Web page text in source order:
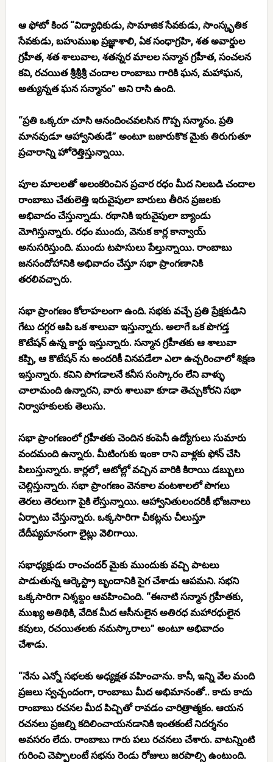
ఆ ఫోటో కింద “విద్యాధికుడు, సామాజిక సేవకుడు, సాంస్కృతిక
సేవకుడు, బహుముఖ ప్రజ్ఞాశాలి, ఏక సంధాగ్రహి, శత అవార్డుల
గ్రహీత, శత శాలువాల, శతన్నర మాలల సన్మాన గ్రహీత, సంచలన
కవి, రచయిత శ్రీశ్రీశ్రీ చందాల రాంబాబు గారికి ఘన, మహాఘన,
అత్యున్నత ఘన సన్మానం” అని రాసి ఉంది.
“ప్రతి ఒక్కరూ చూసి ఆనందించవలసిన గొప్ప సన్మానం. ప్రతి
మానవుడూ ఆహ్వానితుడే” అంటూ బజారుకొక మైకు తిరుగుతూ
ప్రచారాన్ని హోరెత్తిస్తున్నాయి.
పూల మాలలతో అలంకరించిన ప్రచార రధం మీద నిలబడి చందాల
రాంబాబు చేతులెత్తి ఇరువైపులా బారులు తీరిన ప్రజలకు
అభివాదం చేస్తున్నాడు. రథానికి ఇరువైపులా బ్యాండు
మోగిస్తున్నారు. రధం ముందు, వెనుక కార్ల కాన్వాయ్
అనుసరిస్తుంది. ముందు టపాసులు పేల్తున్నాయి. రాంబాబు
జనసందోహానికి అభివాదం చేస్తూ సభా ప్రాంగణానికి
తరలివచ్చారు.
సభా ప్రాంగణం కోలాహలంగా ఉంది. సభకు వచ్చే ప్రతి ప్రేక్షకుడిని
గేటు దగ్గర ఆపి ఒక శాలువా ఇస్తున్నారు. అలాగే ఒక పొగడ్త
కొటేషన్ ఉన్న కార్డు ఇస్తున్నారు. సన్మాన గ్రహీతకు ఆ శాలువా
కప్పి, ఆ కొటేషన్ ను అందరికీ వినపడేలా ఎలా ఉచ్చరించాలో శిక్షణ
ఇస్తున్నారు. కవిని పొగడాలనే కనీస సంస్కారం లేని వాళ్ళు
చాలామంది ఉన్నారని, వారు శాలువా కూడా తెచ్చుకోరని సభా
నిర్వాహకులకు తెలుసు.
సభా ప్రాంగణంలో గ్రహీతకు చెందిన కంపెనీ ఉద్యోగులు సుమారు
వందమంది ఉన్నారు. మీటింగుకు ఇంకా రాని వాళ్లకు ఫోన్ చేసి
పిలుస్తున్నారు. కార్లలో, ఆటోల్లో వచ్చిన వారికి కిరాయి డబ్బులు
చెల్లిస్తున్నారు. సభా ప్రాంగణం వెనకాల వంటశాలలో పొగలు
తెరలు తెరలుగా పైకి లేస్తున్నాయి. ఆహ్వానితులందరికీ భోజనాలు
ఏర్పాటు చేస్తున్నారు. ఒక్కసారిగా చీకట్లను చీలుస్తూ
దేదీప్యమానంగా లైట్లు వెలిగాయి.
సభాధ్యక్షుడు రాంచందర్ మైకు ముందుకు వచ్చి పాటలు
పాడుతున్న ఆర్కెస్ట్రా బృందానికి సైగ చేశాడు ఆపమని. సభని
ఒక్కసారిగా నిశ్శబ్దం ఆవహించింది. “ఈనాటి సన్మాన గ్రహీతకు,
ముఖ్య అతిథికి, వేదిక మీద ఆసీనులైన అతిరధ మహారధులైన
కవులు, రచయితలకు నమస్కారాలు” అంటూ అభివాదం
చేశాడు.
“నేను ఎన్నో సభలకు అధ్యక్షత వహించాను. కానీ, ఇన్ని వేల మంది
ప్రజలు స్వచ్చందంగా, రాంబాబు మీద అభిమానంతో.. కాదు కాదు
రాంబాబు రచనల మీద పిచ్చితో రావడం చారిత్రాత్మకం. ఆయన
రచనలు ప్రజల్ని కదిలించాయనడానికి ఇంతకంటే నిదర్శనం
అవసరం లేదు. రాంబాబు గారు పలు రచనలు చేశారు. వాటన్నింటి
గురించి చెప్పాలంటే సభను రెండు రోజులు జరపాల్సి ఉంటుంది.